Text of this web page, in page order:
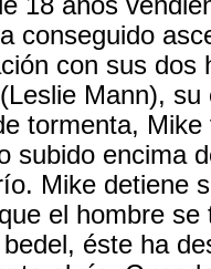
conseguido
con sus dos
Mann), su
tormenta,
subido encima
Mike detiene
el hombre se
éste ha